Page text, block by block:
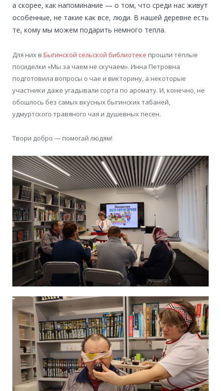
а скорее, как напоминание — о том, что среди нас живут
особенные, не такие как все, люди. В нашей деревне есть
те, кому мы можем подарить немного тепла.
Для них в Быгинской сельской библиотеке прошли тёплые
посиделки «Мы за чаем не скучаем». Инна Петровна
подготовила вопросы о чае и викторину, а некоторые
участники даже угадывали сорта по аромату. И, конечно, не
обошлось без самых вкусных быгинских табаней,
удмуртского травяного чая и душевных песен.
Твори добро — помогай людям!